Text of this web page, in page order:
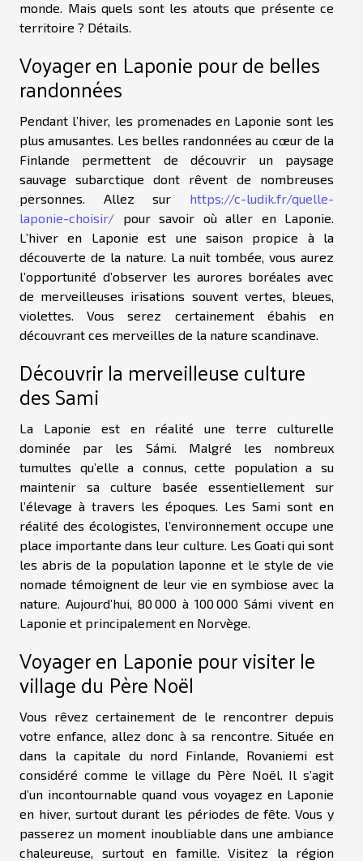
monde. Mais quels sont les atouts que présente ce
territoire ? Détails.
Voyager en Laponie pour de belles
randonnées
Pendant l’hiver, les promenades en Laponie sont les
plus amusantes. Les belles randonnées au cœur de la
Finlande permettent de découvrir un paysage
sauvage subarctique dont rêvent de nombreuses
personnes. Allez sur https://c-ludik.fr/quelle-
laponie-choisir/ pour savoir où aller en Laponie.
L’hiver en Laponie est une saison propice à la
découverte de la nature. La nuit tombée, vous aurez
l’opportunité d’observer les aurores boréales avec
de merveilleuses irisations souvent vertes, bleues,
violettes. Vous serez certainement ébahis en
découvrant ces merveilles de la nature scandinave.
Découvrir la merveilleuse culture
des Sami
La Laponie est en réalité une terre culturelle
dominée par les Sámi. Malgré les nombreux
tumultes qu’elle a connus, cette population a su
maintenir sa culture basée essentiellement sur
l’élevage à travers les époques. Les Sami sont en
réalité des écologistes, l’environnement occupe une
place importante dans leur culture. Les Goati qui sont
les abris de la population laponne et le style de vie
nomade témoignent de leur vie en symbiose avec la
nature. Aujourd’hui, 80 000 à 100 000 Sámi vivent en
Laponie et principalement en Norvège.
Voyager en Laponie pour visiter le
village du Père Noël
Vous rêvez certainement de le rencontrer depuis
votre enfance, allez donc à sa rencontre. Située en
dans la capitale du nord Finlande, Rovaniemi est
considéré comme le village du Père Noël. Il s’agit
d’un incontournable quand vous voyagez en Laponie
en hiver, surtout durant les périodes de fête. Vous y
passerez un moment inoubliable dans une ambiance
chaleureuse, surtout en famille. Visitez la région